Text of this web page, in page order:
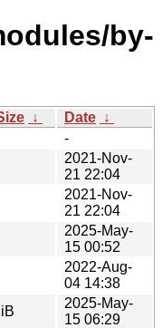
by-
↓ Date ↓
-
2021-Nov-
21 22:04
2021-Nov-
21 22:04
2025-May-
15 00:52
2022-Aug-
04 14:38
2025-May-
15 06:29